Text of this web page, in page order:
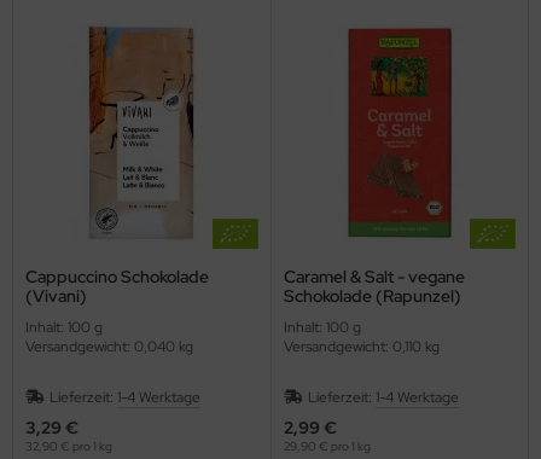
Cappuccino Schokolade
(Vivani)
Inhalt: 100 g
Versandgewicht: 0,040 kg
Lieferzeit: 1-4 Werktage
3,29 €
32,90 € pro 1 kg
Caramel & Salt - vegane
Schokolade (Rapunzel)
Inhalt: 100 g
Versandgewicht: 0,110 kg
Lieferzeit: 1-4 Werktage
2,99 €
29,90 € pro 1 kg